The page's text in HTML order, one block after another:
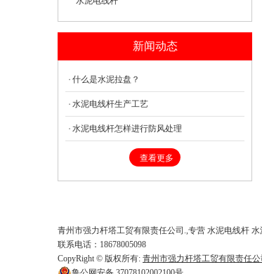
新闻动态
什么是水泥拉盘？
水泥电线杆生产工艺
水泥电线杆怎样进行防风处理
查看更多
青州市强力杆塔工贸有限责任公司.,专营 水泥电线杆
联系电话：18678005098
CopyRight © 版权所有: 青州市强力杆塔工贸有限责任公